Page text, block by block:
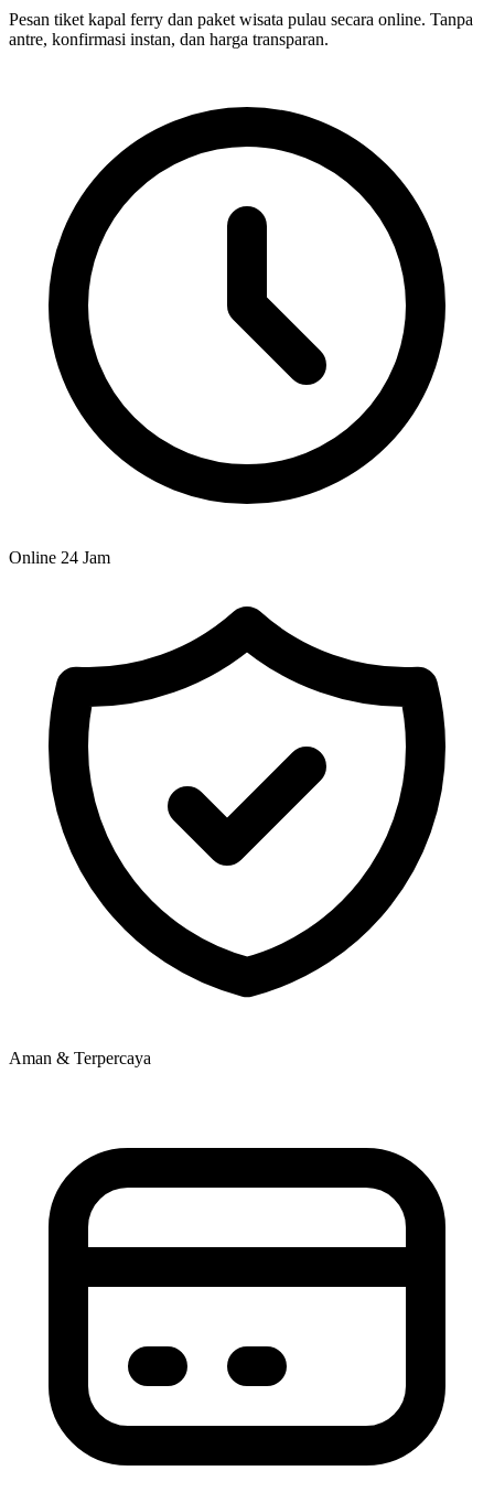
Pesan tiket kapal ferry dan paket wisata pulau secara online. Tanpa
antre, konfirmasi instan, dan harga transparan.
Online 24 Jam
Aman & Terpercaya